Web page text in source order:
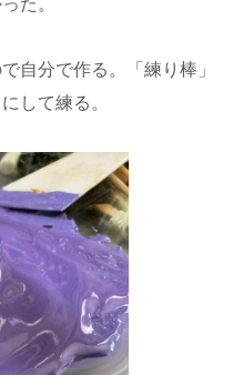
た。
自分で作る。「練り棒」
して練る。